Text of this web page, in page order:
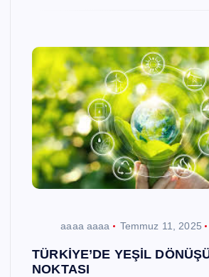
aaaa aaaa Temmuz 11, 2025
TÜRKİYE’DE YEŞİL
NOKTASI